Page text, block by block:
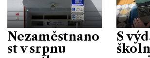
Nezaměstnano
st v srpnu
S